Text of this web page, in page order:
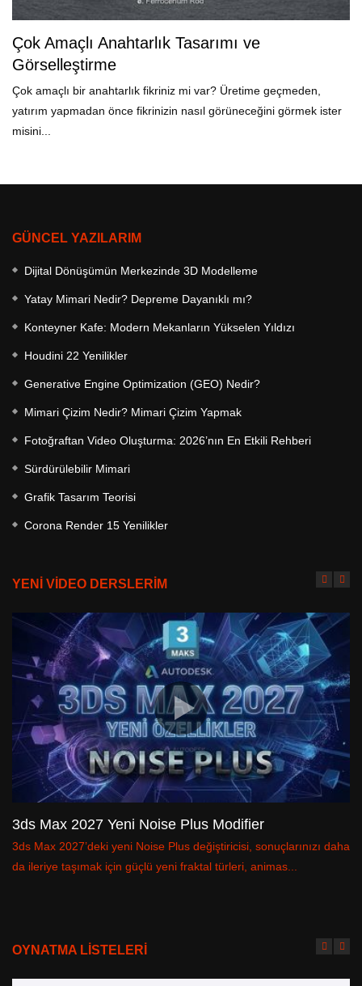
Çok Amaçlı Anahtarlık Tasarımı ve
Görselleştirme
Çok amaçlı bir anahtarlık fikriniz mi var? Üretime geçmeden,
yatırım yapmadan önce fikrinizin nasıl görüneceğini görmek ister
misini...
GÜNCEL YAZILARIM
Dijital Dönüşümün Merkezinde 3D Modelleme
Yatay Mimari Nedir? Depreme Dayanıklı mı?
Konteyner Kafe: Modern Mekanların Yükselen Yıldızı
Houdini 22 Yenilikler
Generative Engine Optimization (GEO) Nedir?
Mimari Çizim Nedir? Mimari Çizim Yapmak
Fotoğraftan Video Oluşturma: 2026’nın En Etkili Rehberi
Sürdürülebilir Mimari
Grafik Tasarım Teorisi
Corona Render 15 Yenilikler
YENİ VİDEO DERSLERİM
3ds Max 2027 Yeni Noise Plus Modifier
3ds Max 2027’deki yeni Noise Plus değiştiricisi, sonuçlarınızı daha
da ileriye taşımak için güçlü yeni fraktal türleri, animas...
OYNATMA LİSTELERİ